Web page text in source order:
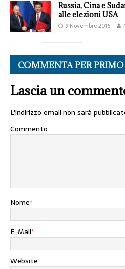
Russia, Cina e
alle elezioni USA
9 Novembre 2016
COMMENTA PER PRIMO
Lascia un
L'indirizzo email non sarà
Commento
Nome*
E-Mail*
Website